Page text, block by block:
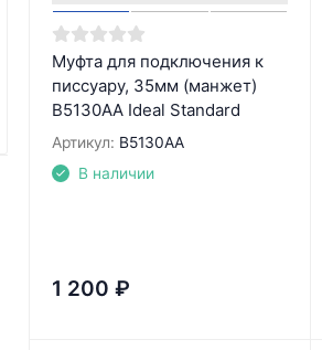
Муфта для подключения к
писсуару, 35мм (манжет)
B5130AA Ideal Standard
Артикул: B5130AA
В наличии
1 200 ₽